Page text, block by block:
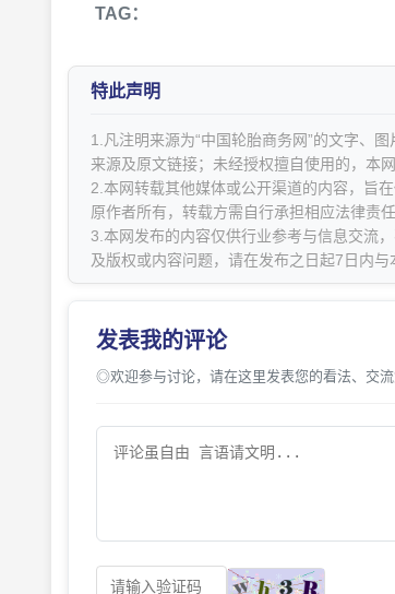
TAG：
特此声明
1.凡注明来源为“中国轮胎商务网”的文字、
来源及原文链接；未经授权擅自使用的，本
2.本网转载其他媒体或公开渠道的内容，旨
原作者所有，转载方需自行承担相应法律责任
3.本网发布的内容仅供行业参考与信息交流
及版权或内容问题，请在发布之日起7日内与
发表我的评论
◎欢迎参与讨论，请在这里发表您的看法、交